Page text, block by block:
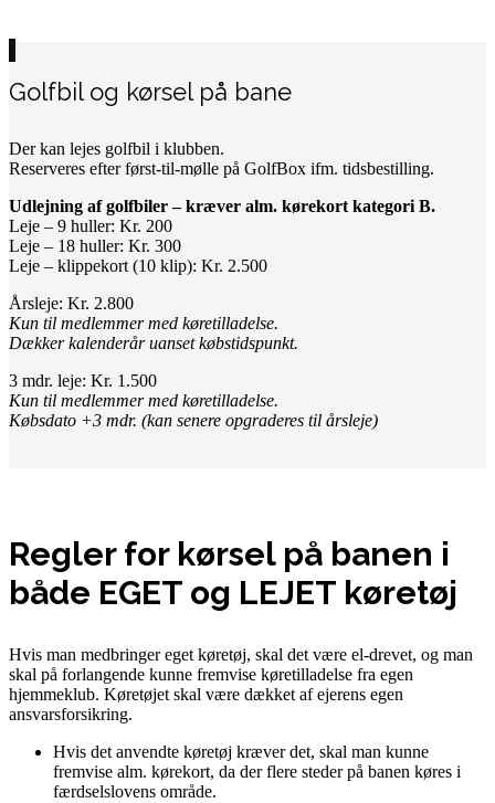
Golfbil og kørsel på bane
Der kan lejes golfbil i klubben.
Reserveres efter først-til-mølle på GolfBox ifm. tidsbestilling.
Udlejning af golfbiler – kræver alm. kørekort kategori B.
Leje – 9 huller: Kr. 200
Leje – 18 huller: Kr. 300
Leje – klippekort (10 klip): Kr. 2.500
Årsleje: Kr. 2.800
Kun til medlemmer med køretilladelse.
Dækker kalenderår uanset købstidspunkt.
3 mdr. leje: Kr. 1.500
Kun til medlemmer med køretilladelse.
Købsdato +3 mdr. (kan senere opgraderes til årsleje)
Regler for kørsel på banen i
både EGET og LEJET køretøj
Hvis man medbringer eget køretøj, skal det være el-drevet, og man
skal på forlangende kunne fremvise køretilladelse fra egen
hjemmeklub. Køretøjet skal være dækket af ejerens egen
ansvarsforsikring.
Hvis det anvendte køretøj kræver det, skal man kunne
fremvise alm. kørekort, da der flere steder på banen køres i
færdselslovens område.